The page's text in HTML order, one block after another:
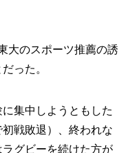
大のスポーツ推薦の誘
った。
集中しようともした
戦敗退）、終われな
グビーを続けた方が